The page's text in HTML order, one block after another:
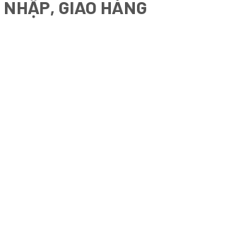
GIAO HÀNG